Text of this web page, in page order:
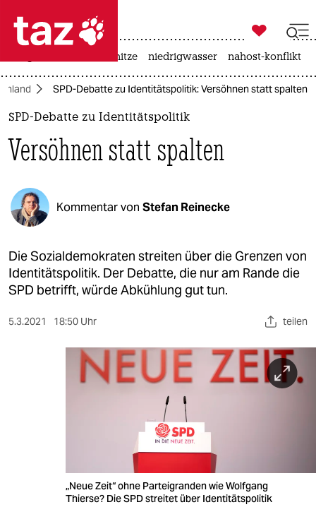
 taz zahl ich
taz zahl ich
politik
öko
gesellschaft
kultur
sport
berlin

taz zahl ich
hitze niedrigwasser nahost-konflikt
SPD-Debatte zu Identitätspolitik: Versöhnen statt spalten
SPD-Debatte zu Identitätspolitik
Versöhnen statt spalten
Kommentar von Stefan Reinecke
Die Sozialdemokraten streiten über die Grenzen von
Identitätspolitik. Der Debatte, die nur am Rande die
SPD betrifft, würde Abkühlung gut tun.
5.3.2021 18:50 Uhr teilen
„Neue Zeit“ ohne Parteigranden wie Wolfgang
Thierse? Die SPD streitet über Identitätspolitik